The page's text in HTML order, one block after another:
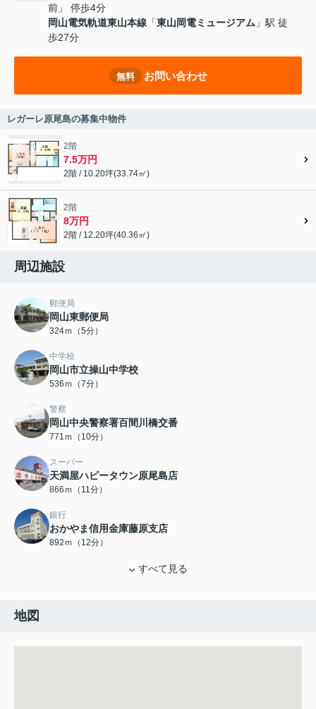
前」 停歩4分
岡山電気軌道東山本線 「東山岡電ミュージアム 」駅 徒
歩27分
無料 お問い合わせ
レガーレ原尾島の募集中物件
2階
7.5万円
2階 / 10.20坪(33.74㎡)
2階
8万円
2階 / 12.20坪(40.36㎡)
周辺施設
郵便局
岡山東郵便局
324ｍ（5分）
中学校
岡山市立操山中学校
536ｍ（7分）
警察
岡山中央警察署百間川橋交番
771ｍ（10分）
スーパー
天満屋ハピータウン原尾島店
866ｍ（11分）
銀行
おかやま信用金庫藤原支店
892ｍ（12分）
すべて見る
地図